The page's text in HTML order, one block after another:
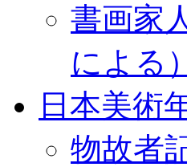
書画家
による）
日本美術
物故者